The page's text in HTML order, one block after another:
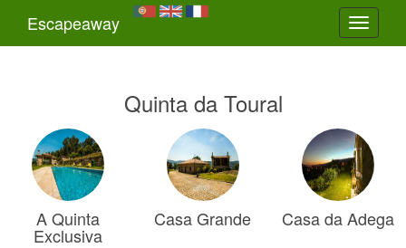
Toggle
Escapeaway
Quinta da Toural
A Quinta
Exclusiva
Casa Grande Casa da Adega